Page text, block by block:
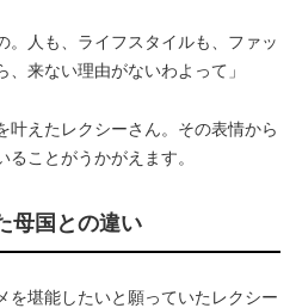
。人も、ライフスタイルも、ファッ
来ない理由がないわよって」
えたレクシーさん。その表情から
ことがうかがえます。
母国との違い
堪能したいと願っていたレクシー